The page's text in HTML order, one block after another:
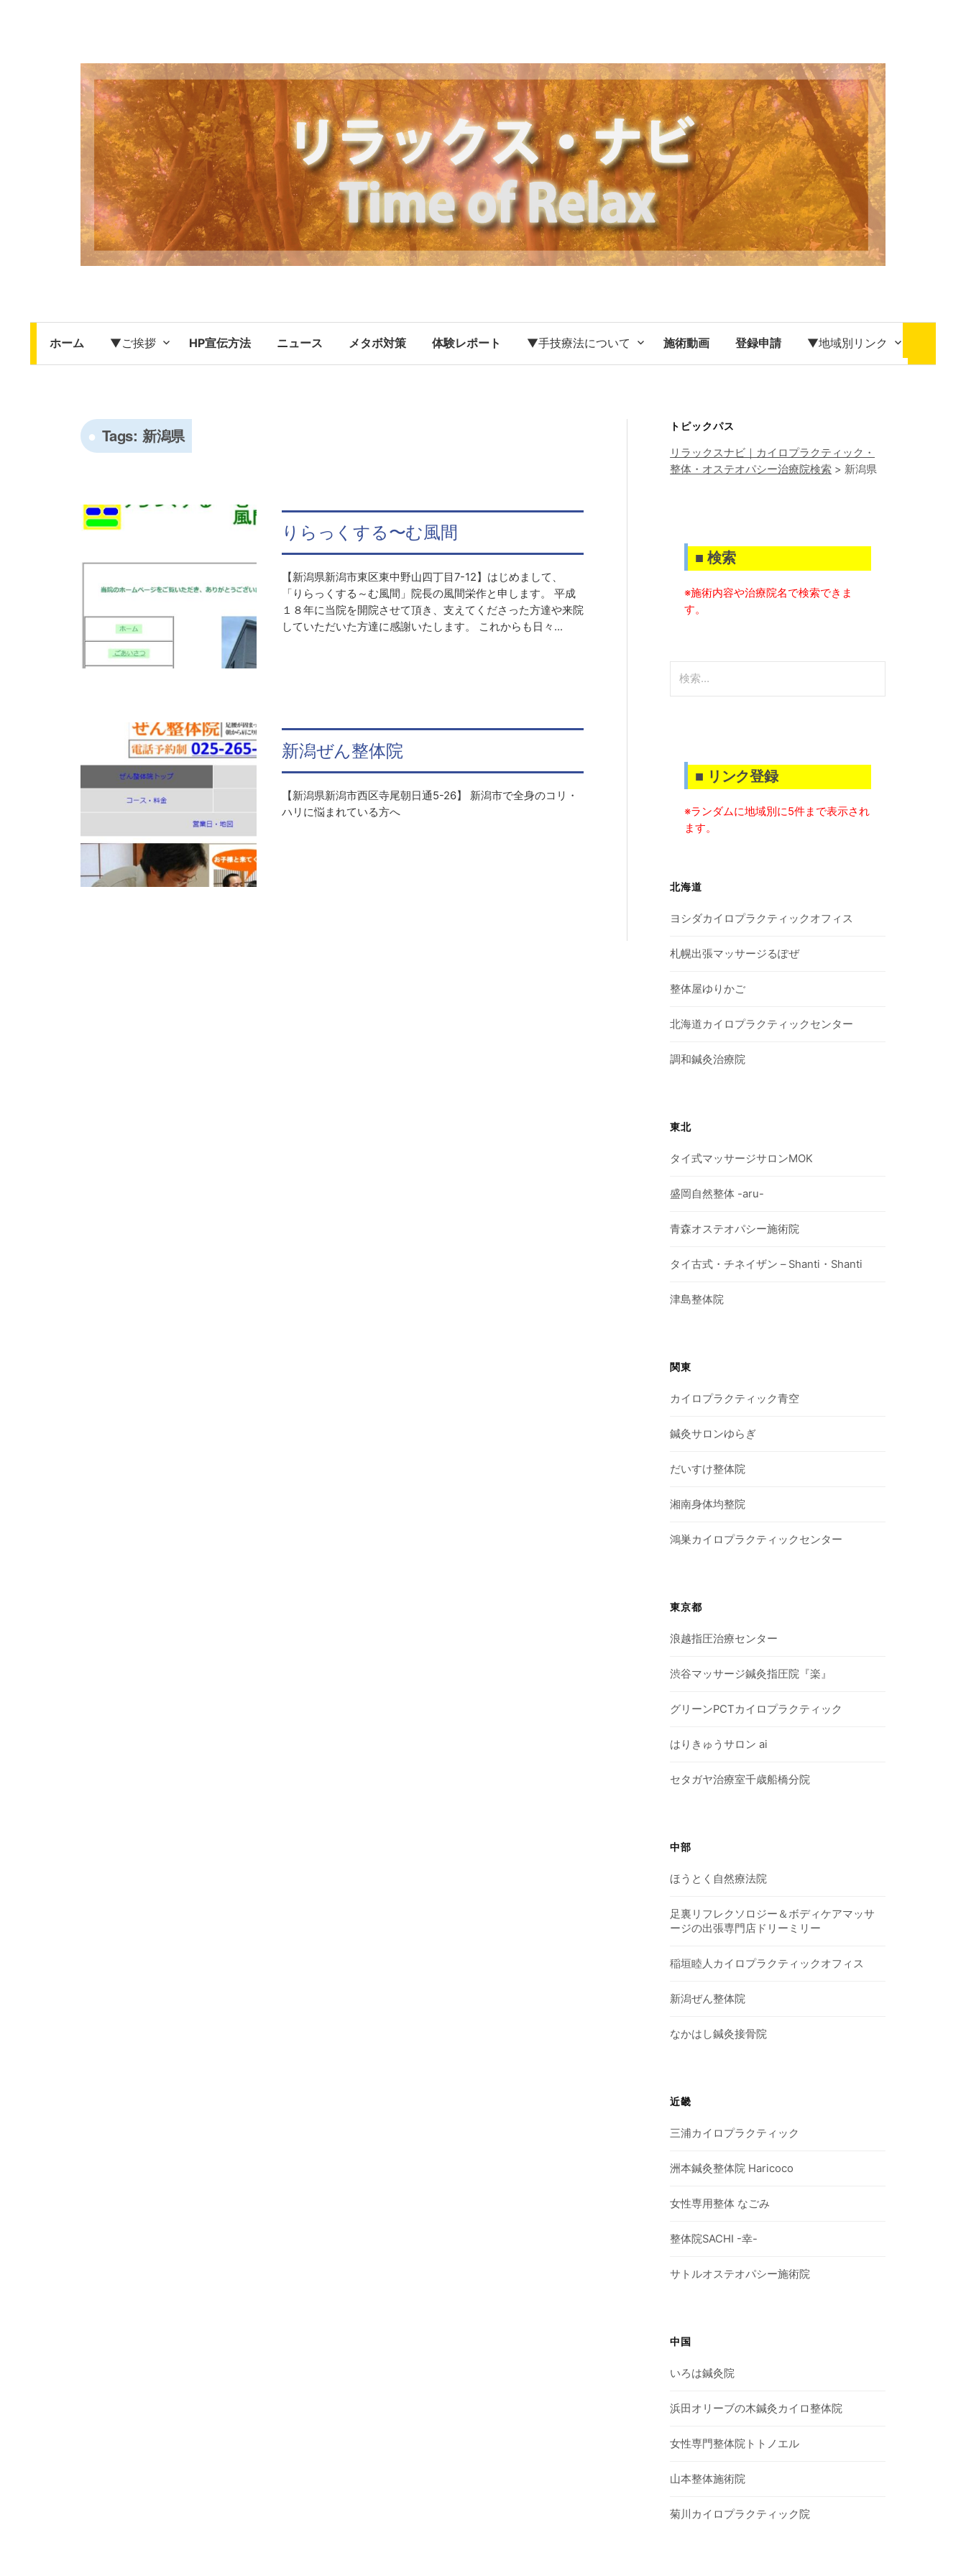
ホーム ▼ご挨拶 HP宣伝方法 ニュース メタボ対策 体験レポート ▼手技療法について 施術動画 登録申請 ▼地域別リンク
Tags: 新潟県
りらっくする〜む風間
【新潟県新潟市東区東中野山四丁目7-12】はじめまして、
「りらっくする～む風間」院長の風間栄作と申します。 平成
１８年に当院を開院させて頂き、支えてくださった方達や来院
していただいた方達に感謝いたします。 これからも日々...
新潟ぜん整体院
【新潟県新潟市西区寺尾朝日通5-26】 新潟市で全身のコリ・
ハリに悩まれている方へ
トピックパス
リラックスナビ｜カイロプラクティック・
整体・オステオパシー治療院検索 > 新潟県
■ 検索
※施術内容や治療院名で検索できま
す。
索:
■ リンク登録
※ランダムに地域別に5件まで表示され
ます。
北海道
ヨシダカイロプラクティックオフィス
札幌出張マッサージるぽぜ
整体屋ゆりかご
北海道カイロプラクティックセンター
調和鍼灸治療院
東北
タイ式マッサージサロンMOK
盛岡自然整体 -aru-
青森オステオパシー施術院
タイ古式・チネイザン – Shanti・Shanti
津島整体院
関東
カイロプラクティック青空
鍼灸サロンゆらぎ
だいすけ整体院
湘南身体均整院
鴻巣カイロプラクティックセンター
東京都
浪越指圧治療センター
渋谷マッサージ鍼灸指圧院『楽』
グリーンPCTカイロプラクティック
はりきゅうサロン ai
セタガヤ治療室千歳船橋分院
中部
ほうとく自然療法院
足裏リフレクソロジー＆ボディケアマッサ
ージの出張専門店ドリーミリー
稲垣睦人カイロプラクティックオフィス
新潟ぜん整体院
なかはし鍼灸接骨院
近畿
三浦カイロプラクティック
洲本鍼灸整体院 Haricoco
女性専用整体 なごみ
整体院SACHI -幸-
サトルオステオパシー施術院
中国
いろは鍼灸院
浜田オリーブの木鍼灸カイロ整体院
女性専門整体院トトノエル
山本整体施術院
菊川カイロプラクティック院